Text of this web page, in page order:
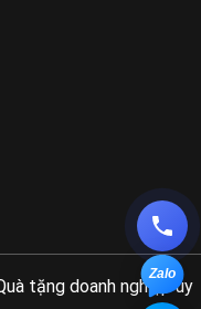
tặng doanh nghiệp uy
Zalo